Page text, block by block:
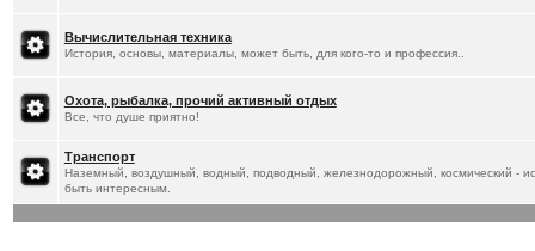
Вычислительная техника
История, основы, материалы, может быть, для кого-то и профессия..
Охота, рыбалка, прочий активный отдых
Все, что душе приятно!
Транспорт
Наземный, воздушный, водный, подводный, железнодорожный, космический -
быть интересным.